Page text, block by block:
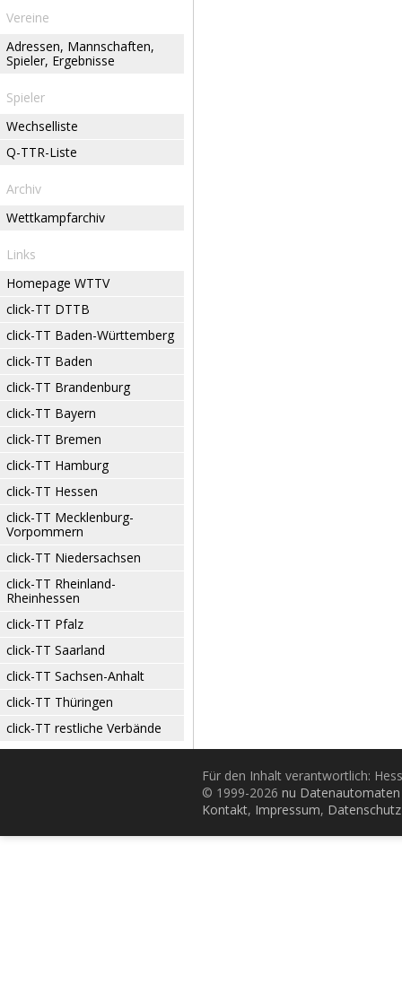
Vereine
Adressen, Mannschaften,
Spieler, Ergebnisse
Spieler
Wechselliste
Q-TTR-Liste
Archiv
Wettkampfarchiv
Links
Homepage WTTV
click-TT DTTB
click-TT Baden-Württemberg
click-TT Baden
click-TT Brandenburg
click-TT Bayern
click-TT Bremen
click-TT Hamburg
click-TT Hessen
click-TT Mecklenburg-
Vorpommern
click-TT Niedersachsen
click-TT Rheinland-
Rheinhessen
click-TT Pfalz
click-TT Saarland
click-TT Sachsen-Anhalt
click-TT Thüringen
click-TT restliche Verbände
Für den Inhalt verantwortlich:
© 1999-2026 nu
Kontakt, Impressum, Datenschutz